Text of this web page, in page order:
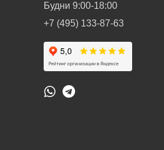
Будни 9:00-18:00
+7 (495) 133-87-63